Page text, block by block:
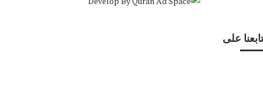
تابعنا على